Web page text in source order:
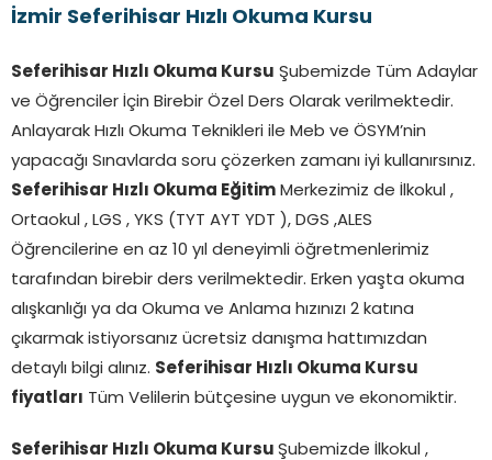
İzmir Seferihisar Hızlı Okuma Kursu
Seferihisar Hızlı Okuma Kursu Şubemizde Tüm Adaylar
ve Öğrenciler İçin Birebir Özel Ders Olarak verilmektedir.
Anlayarak Hızlı Okuma Teknikleri ile Meb ve ÖSYM’nin
yapacağı Sınavlarda soru çözerken zamanı iyi kullanırsınız.
Seferihisar Hızlı Okuma Eğitim Merkezimiz de İlkokul ,
Ortaokul , LGS , YKS (TYT AYT YDT ), DGS ,ALES
Öğrencilerine en az 10 yıl deneyimli öğretmenlerimiz
tarafından birebir ders verilmektedir. Erken yaşta okuma
alışkanlığı ya da Okuma ve Anlama hızınızı 2 katına
çıkarmak istiyorsanız ücretsiz danışma hattımızdan
detaylı bilgi alınız. Seferihisar Hızlı Okuma Kursu
fiyatları
Tüm Velilerin bütçesine uygun ve ekonomiktir.
Seferihisar Hızlı Okuma Kursu Şubemizde İlkokul ,